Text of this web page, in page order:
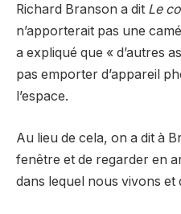
Richard Branson a dit Le
n’apporterait pas une
a expliqué que « d’autres
pas emporter d’appareil
l’espace.
Au lieu de cela, on a dit à
fenêtre et de regarder en
dans lequel nous vivons